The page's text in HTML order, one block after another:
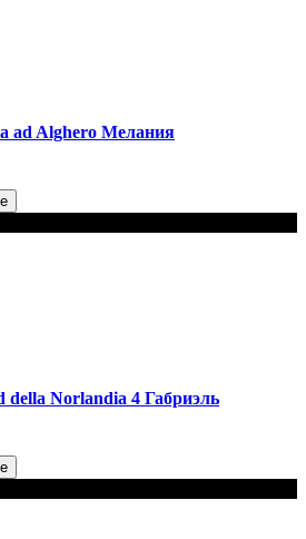
ad Alghero Мелания
Norlandia 4 Габриэль